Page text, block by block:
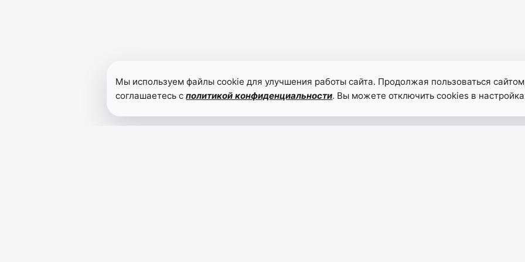
Мы используем файлы cookie для улучшения работы сайта. Продолжая пользоваться
соглашаетесь сполитикой конфиденциальности. Вы можете отключить cookies в